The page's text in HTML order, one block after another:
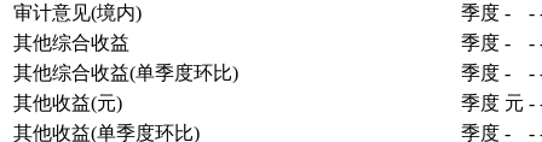
审计意见(境内)
季度 - -
其他综合收益
季度 - -
其他综合收益(单季度环比)
季度 - -
其他收益(元)
季度 元 -
其他收益(单季度环比)
季度 - -